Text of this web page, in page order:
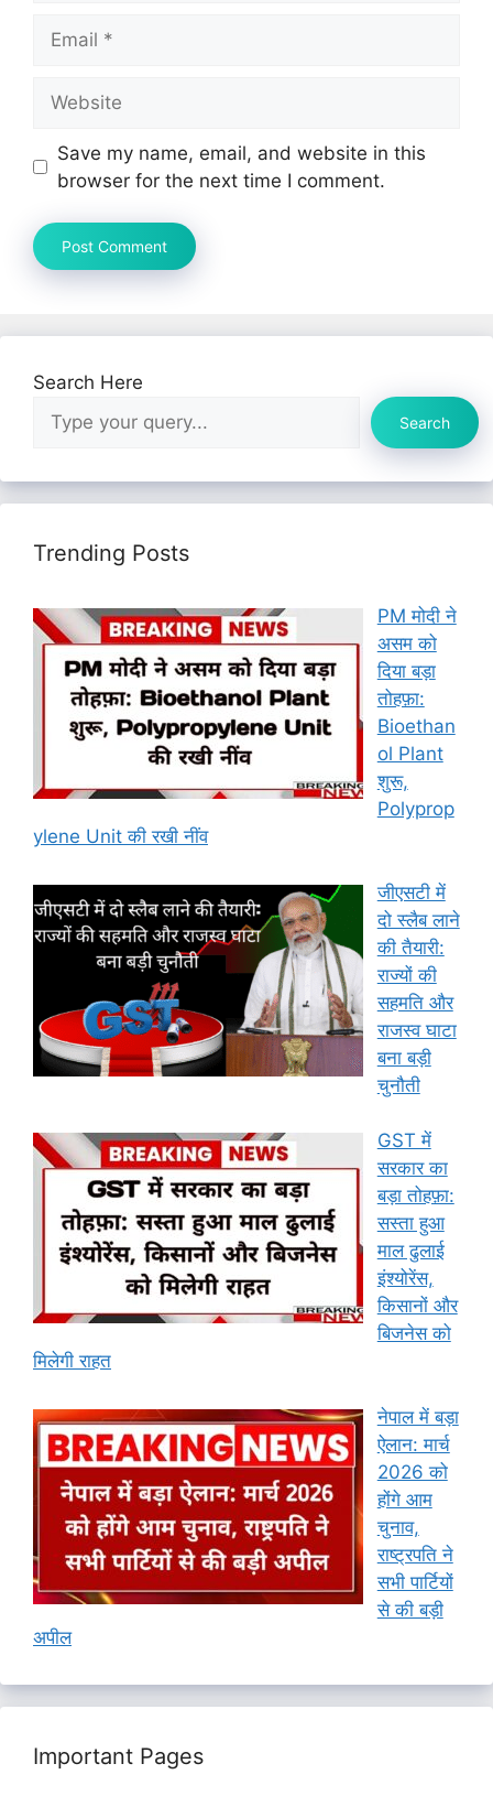
Save my name, email, and website in this
browser for the next time I comment.
Search Here
Search
Trending Posts
PM मोदी ने
असम को
दिया बड़ा
तोहफ़ा:
Bioethan
ol Plant
शुरू,
Polyprop
ylene Unit की रखी नींव
जीएसटी में
दो स्लैब लाने
की तैयारी:
राज्यों की
सहमति और
राजस्व घाटा
बना बड़ी
चुनौती
GST में
सरकार का
बड़ा तोहफ़ा:
सस्ता हुआ
माल ढुलाई
इंश्योरेंस,
किसानों और
बिजनेस को
मिलेगी राहत
नेपाल में बड़ा
ऐलान: मार्च
2026 को
होंगे आम
चुनाव,
राष्ट्रपति ने
सभी पार्टियों
से की बड़ी
अपील
Important Pages